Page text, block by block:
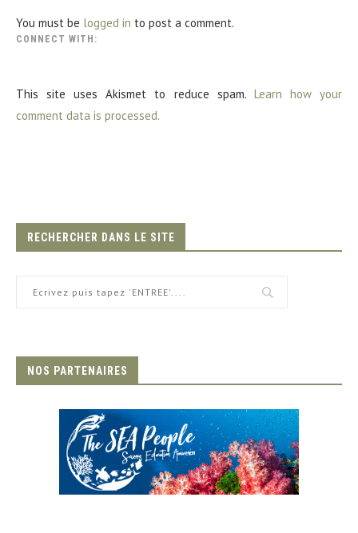
You must be logged in to post a comment.
CONNECT WITH:
This site uses Akismet to reduce spam. Learn how your
comment data is processed.
RECHERCHER DANS LE SITE
NOS PARTENAIRES